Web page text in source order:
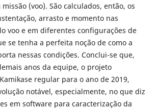
(voo). São calculados, então, os
arrasto e momento nas
voo e em diferentes configurações de
se tenha a perfeita noção de como a
nessas condições. Conclui-se que,
anos da equipe, o projeto
regular para o ano de 2019,
notável, especialmente, no que diz
em software para caracterização da